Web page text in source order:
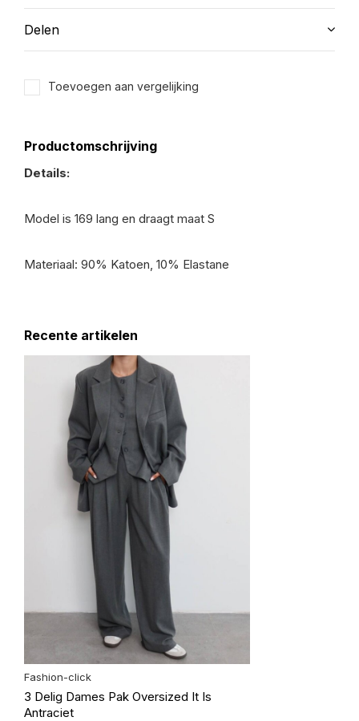
Delen
Toevoegen aan vergelijking
Productomschrijving
Details:
Model is 169 lang en draagt maat S
Materiaal: 90% Katoen, 10% Elastane
Recente artikelen
Fashion-click
3 Delig Dames Pak Oversized It Is
Antraciet